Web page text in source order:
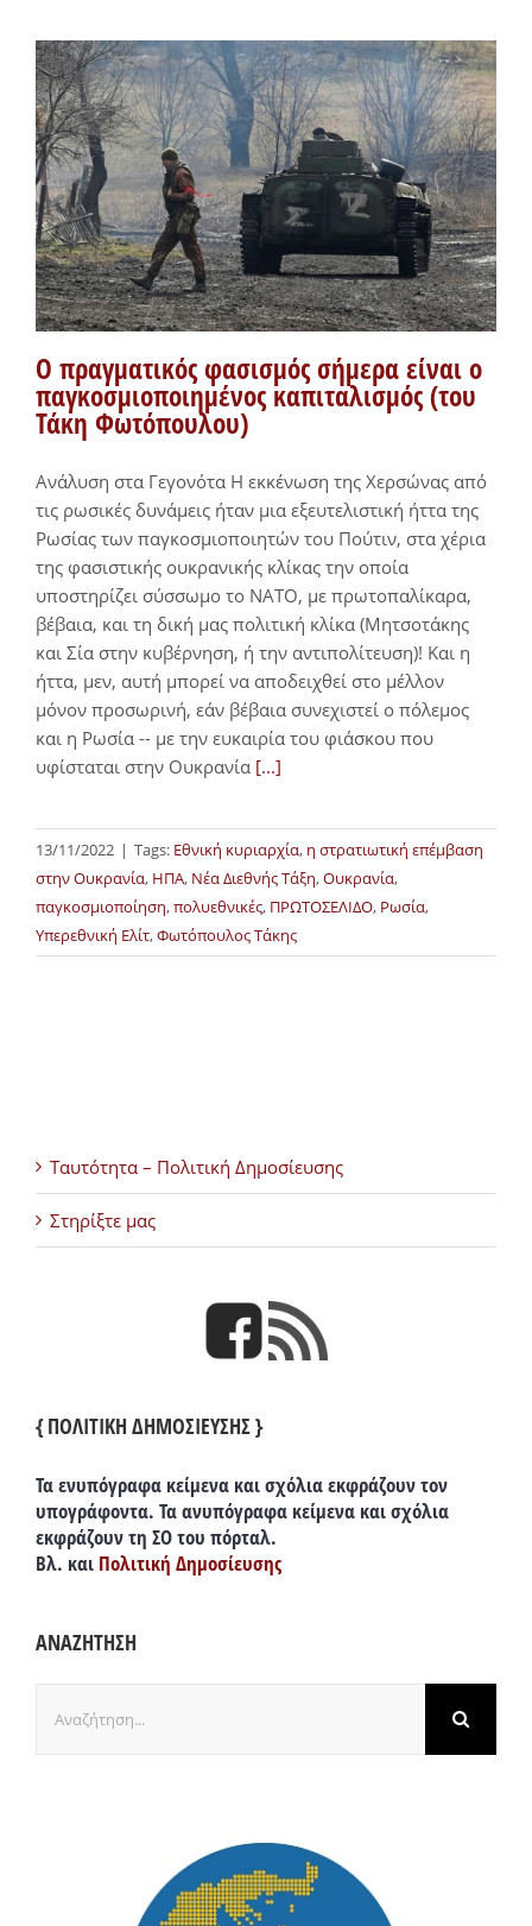
Ο πραγματικός φασισμός σήμερα είναι ο
παγκοσμιοποιημένος καπιταλισμός (του
Τάκη Φωτόπουλου)
Ανάλυση στα Γεγονότα Η εκκένωση της Χερσώνας από
τις ρωσικές δυνάμεις ήταν μια εξευτελιστική ήττα της
Ρωσίας των παγκοσμιοποιητών του Πούτιν, στα χέρια
της φασιστικής ουκρανικής κλίκας την οποία
υποστηρίζει σύσσωμο το ΝΑΤΟ, με πρωτοπαλίκαρα,
βέβαια, και τη δική μας πολιτική κλίκα (Μητσοτάκης
και Σία στην κυβέρνηση, ή την αντιπολίτευση)! Και η
ήττα, μεν, αυτή μπορεί να αποδειχθεί στο μέλλον
μόνον προσωρινή, εάν βέβαια συνεχιστεί ο πόλεμος
και η Ρωσία -- με την ευκαιρία του φιάσκου που
υφίσταται στην Ουκρανία [...]
13/11/2022 | Tags: Εθνική κυριαρχία, η στρατιωτική επέμβαση
στην Ουκρανία, ΗΠΑ, Νέα Διεθνής Τάξη,Ουκρανία,
παγκοσμιοποίηση,πολυεθνικές, ΠΡΩΤΟΣΕΛΙΔΟ, Ρωσία,
Υπερεθνική Ελίτ,Φωτόπουλος Τάκης
Ταυτότητα – Πολιτική Δημοσίευσης
Στηρίξτε μας
{ ΠΟΛΙΤΙΚΗ ΔΗΜΟΣΙΕΥΣΗΣ }
Τα ενυπόγραφα κείμενα και σχόλια εκφράζουν τον
υπογράφοντα. Τα ανυπόγραφα κείμενα και σχόλια
εκφράζουν τη ΣΟ του πόρταλ.
Βλ. και Πολιτική Δημοσίευσης
ΑΝΑΖΗΤΗΣΗ
για: